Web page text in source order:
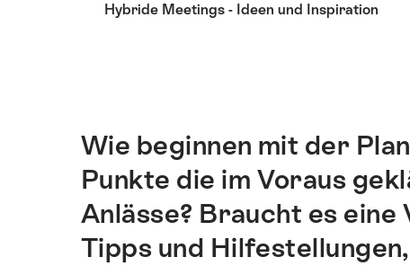
Ankerpunkten
auf
dieser
Seite
führen.
Hybride Meetings - Ideen und Inspiration
Einleitung
Wie beginnen mit der
Punkte die im Voraus
Anlässe? Braucht es
Tipps und